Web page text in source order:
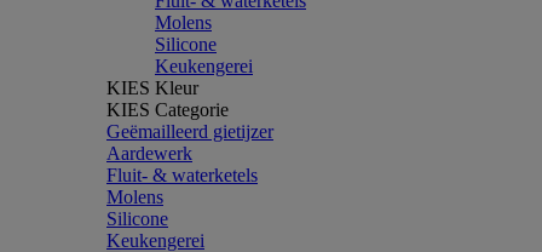
Molens
Silicone
Keukengerei
KIES Kleur
KIES Categorie
Geëmailleerd gietijzer
Aardewerk
Fluit- & waterketels
Molens
Silicone
Keukengerei